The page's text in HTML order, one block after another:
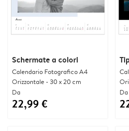
Schermate a colori
Calendario Fotografico A4
Orizzontale - 30 x 20 cm
Da
22,99 €
Da